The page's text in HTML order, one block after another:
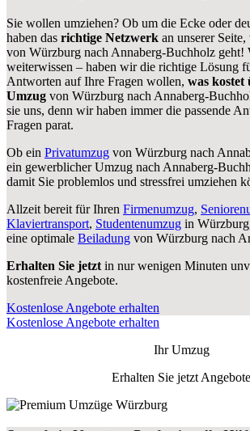
Sie wollen umziehen? Ob um die Ecke oder
haben das richtige Netzwerk an unserer
von Würzburg nach Annaberg-Buchholz geht!
weiterwissen – haben wir die richtige Lösung
Antworten auf Ihre Fragen wollen, was kostet
Umzug von Würzburg nach Annaberg-
sie uns, denn wir haben immer die passende
Fragen parat.
Ob ein Privatumzug von Würzburg nach
ein gewerblicher Umzug nach Annaberg-
damit Sie problemlos und stressfrei umziehen
Allzeit bereit für Ihren Firmenumzug,
Klaviertransport, Studentenumzug in
eine optimale Beiladung von Würzburg nach
Erhalten Sie jetzt in nur wenigen Minuten
kostenfreie Angebote.
Kostenlose Angebote erhalten
Kostenlose Angebote erhalten
Ihr Umzug
Erhalten Sie jetzt Angebote